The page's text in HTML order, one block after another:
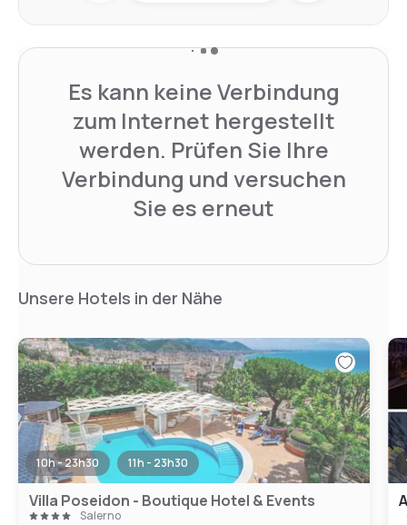
Es kann keine Verbindung
zum Internet hergestellt
werden. Prüfen Sie Ihre
Verbindung und versuchen
Sie es erneut
Unsere Hotels in der Nähe
10h - 23h30 11h - 23h30
Villa Poseidon - Boutique Hotel & Events
Salerno